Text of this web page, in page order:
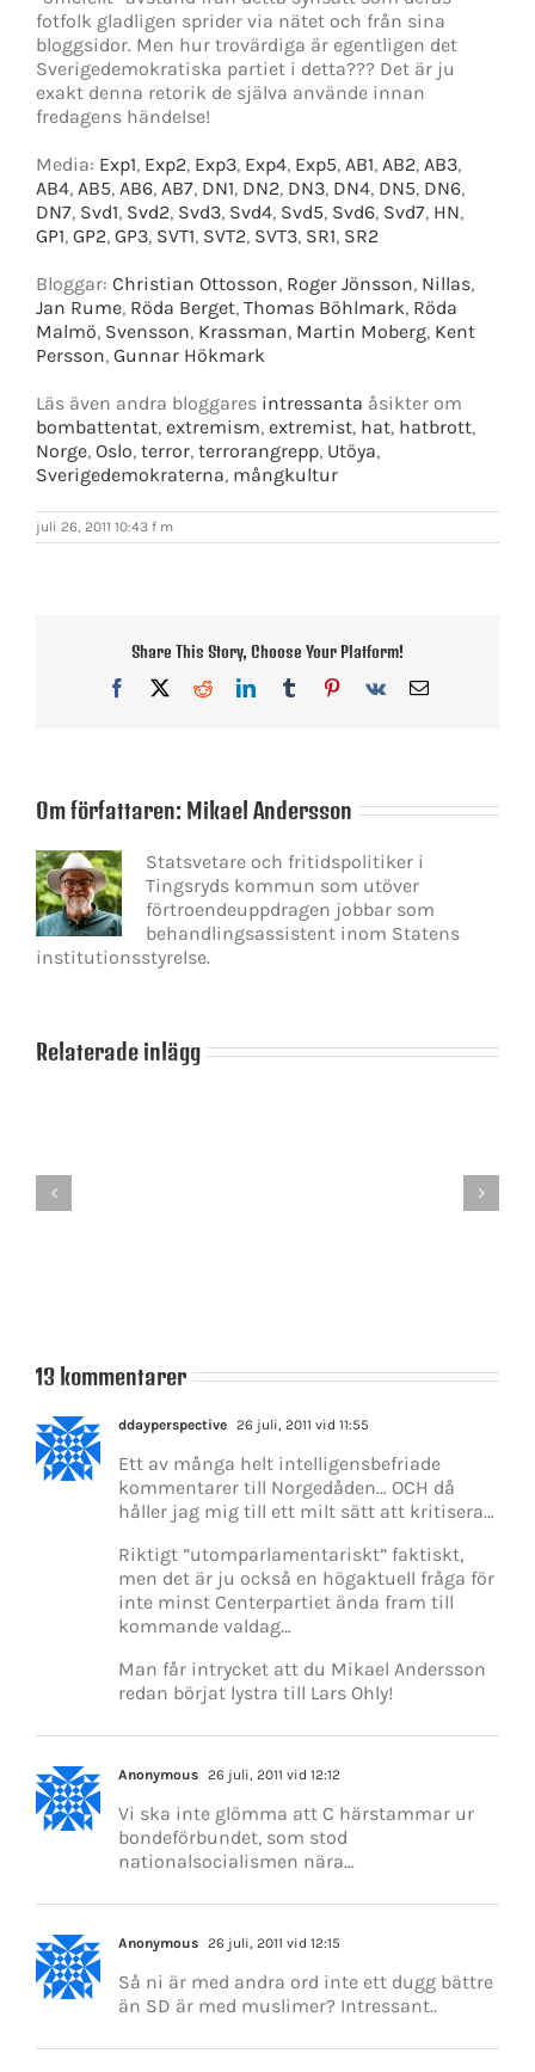
fotfolk gladligen sprider via nätet och från sina
bloggsidor. Men hur trovärdiga är egentligen det
Sverigedemokratiska partiet i detta??? Det är ju
exakt denna retorik de själva använde innan
fredagens händelse!
Media: Exp1, Exp2, Exp3, Exp4, Exp5, AB1, AB2, AB3,
AB4, AB5, AB6, AB7, DN1, DN2, DN3, DN4, DN5, DN6,
DN7, Svd1, Svd2, Svd3, Svd4, Svd5, Svd6, Svd7, HN,
GP1, GP2, GP3, SVT1, SVT2, SVT3, SR1, SR2
Bloggar: Christian Ottosson, Roger Jönsson, Nillas,
Jan Rume, Röda Berget, Thomas Böhlmark, Röda
Malmö, Svensson, Krassman, Martin Moberg, Kent
Persson, Gunnar Hökmark
Läs även andra bloggares intressanta åsikter om
bombattentat, extremism, extremist, hat, hatbrott,
Norge, Oslo, terror, terrorangrepp, Utöya,
Sverigedemokraterna, mångkultur
juli 26, 2011 10:43 f m
Share This Story, Choose Your Platform!
Facebook
X RedditLinkedInTumblrPinterest
Vk
E-
Om författaren: Mikael Andersson
Statsvetare och fritidspolitiker i
Tingsryds kommun som utöver
förtroendeuppdragen jobbar som
behandlingsassistent inom Statens
institutionsstyrelse.
Relaterade inlägg
13 kommentarer
ddayperspective 26 juli, 2011 vid 11:55
Ett av många helt intelligensbefriade
kommentarer till Norgedåden… OCH då
håller jag mig till ett milt sätt att kritisera…
Riktigt ”utomparlamentariskt” faktiskt,
men det är ju också en högaktuell fråga för
inte minst Centerpartiet ända fram till
kommande valdag…
Man får intrycket att du Mikael Andersson
redan börjat lystra till Lars Ohly!
Anonymous 26 juli, 2011 vid 12:12
Vi ska inte glömma att C härstammar ur
bondeförbundet, som stod
nationalsocialismen nära…
Anonymous 26 juli, 2011 vid 12:15
Så ni är med andra ord inte ett dugg bättre
än SD är med muslimer? Intressant..